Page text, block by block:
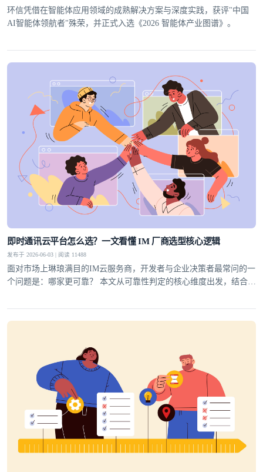
环信凭借在智能体应用领域的成熟解决方案与深度实践，获评"中国
AI智能体领航者"殊荣，并正式入选《2026 智能体产业图谱》。
即时通讯云平台怎么选？一文看懂 IM 厂商选型核心逻辑
发布于 2026-06-03 | 阅读 11488
面对市场上琳琅满目的IM云服务商，开发者与企业决策者最常问的一
个问题是：哪家更可靠？ 本文从可靠性判定的核心维度出发，结合行